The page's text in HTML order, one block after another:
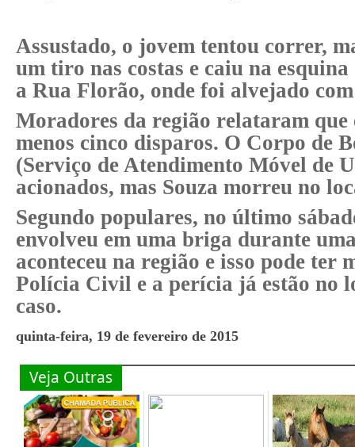
Assustado, o jovem tentou correr,
um tiro nas costas e caiu na
a Rua Florão, onde foi alvejado
Moradores da região relataram que
menos cinco disparos. O Corpo de
(Serviço de Atendimento Móvel de
acionados, mas Souza morreu no
Segundo populares, no último
envolveu em uma briga durante
aconteceu na região e isso pode ter
Polícia Civil e a perícia já estão no
caso.
quinta-feira, 19 de fevereiro de 2015
Veja Outras